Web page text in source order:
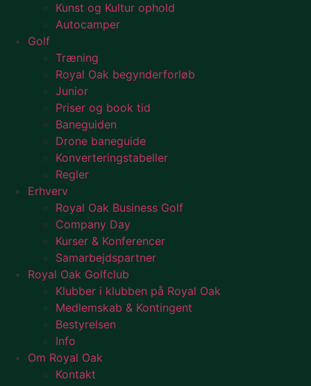
Kunst og Kultur ophold
Autocamper
Golf
Træning
Royal Oak begynderforløb
Junior
Priser og book tid
Baneguiden
Drone baneguide
Konverteringstabeller
Regler
Erhverv
Royal Oak Business Golf
Company Day
Kurser & Konferencer
Samarbejdspartner
Royal Oak Golfclub
Klubber i klubben på Royal Oak
Medlemskab & Kontingent
Bestyrelsen
Info
Om Royal Oak
Kontakt